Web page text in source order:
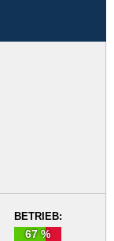
BETRIEB:
67 %